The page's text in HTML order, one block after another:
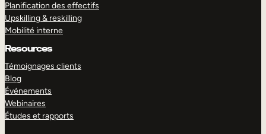
Planification des effectifs
Upskilling & reskilling
Mobilité interne
Resources
Témoignages clients
Blog
Événements
Webinaires
Études et rapports